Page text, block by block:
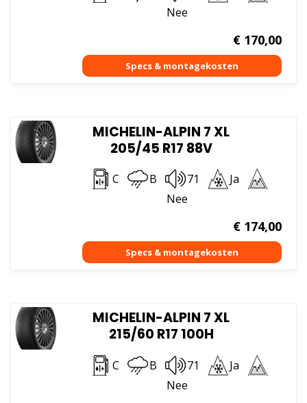
Nee
€170,00
MICHELIN-ALPIN 7 XL
205/45 R17 88V
C B 71
Ja
Nee
€174,00
MICHELIN-ALPIN 7 XL
215/60 R17 100H
C B 71
Ja
Nee